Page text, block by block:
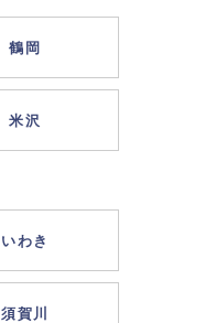
鶴岡
米沢
いわき
須賀川